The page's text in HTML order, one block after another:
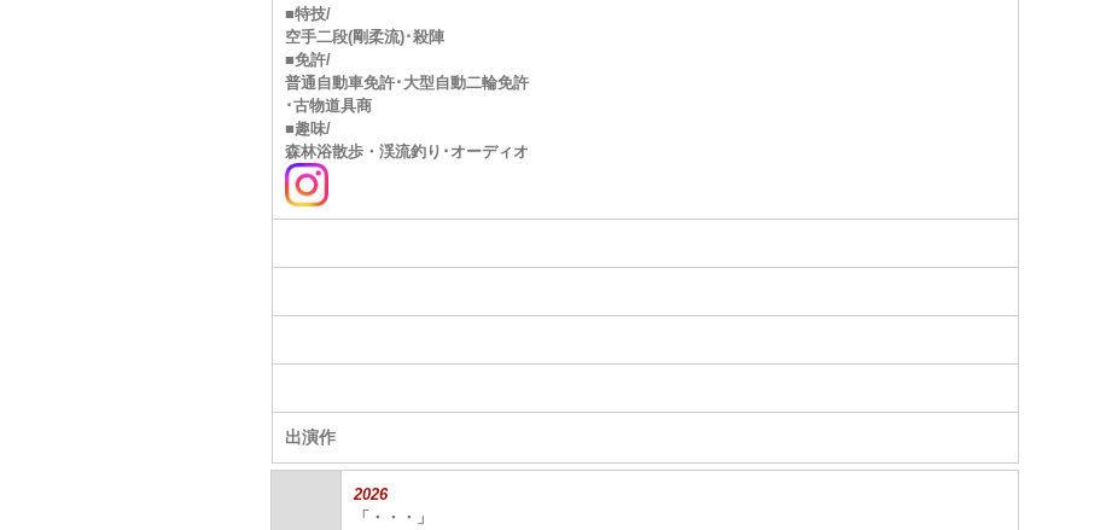
■特技/
空手二段(剛柔流)･殺陣
■免許/
普通自動車免許･大型自動二輪免許
･古物道具商
■趣味/
森林浴散歩・渓流釣り･オーディオ
出演作
2026
「・・・」